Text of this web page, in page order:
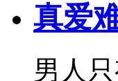
真爱
男人